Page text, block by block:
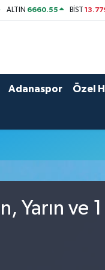
ALTIN 6660.55 BİST
Adanaspor Özel
Yarın ve